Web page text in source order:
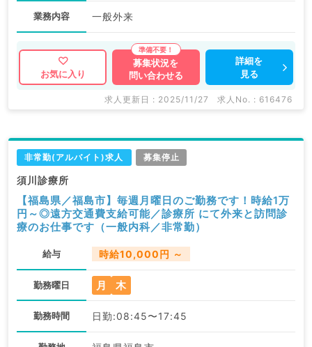
業務内容 一般外来
お気に入り
募集状況を
問い合わせる
詳細を
見る
求人更新日 : 2025/11/27 求人No. : 616476
非常勤(アルバイト)求人 募集停止
須川診療所
【福島県／福島市】毎週月曜日のご勤務です！時給1万
円～◎遠方交通費支給可能／診療所 にて外来と訪問診
療のお仕事です（一般内科／非常勤）
給与 時給10,000円 ～
勤務曜日 月 木
勤務時間 日勤:08:45〜17:45